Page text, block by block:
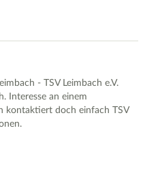
- TSV Leimbach e.V.
Interesse an einem
kontaktiert doch einfach TSV